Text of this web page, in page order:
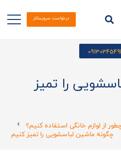
درخواست سرویسکار
را تمیز
از لوازم خانگی استفاده کنیم؟ chevron_left
چگونه ماشین لباسشویی را تمیز کنیم